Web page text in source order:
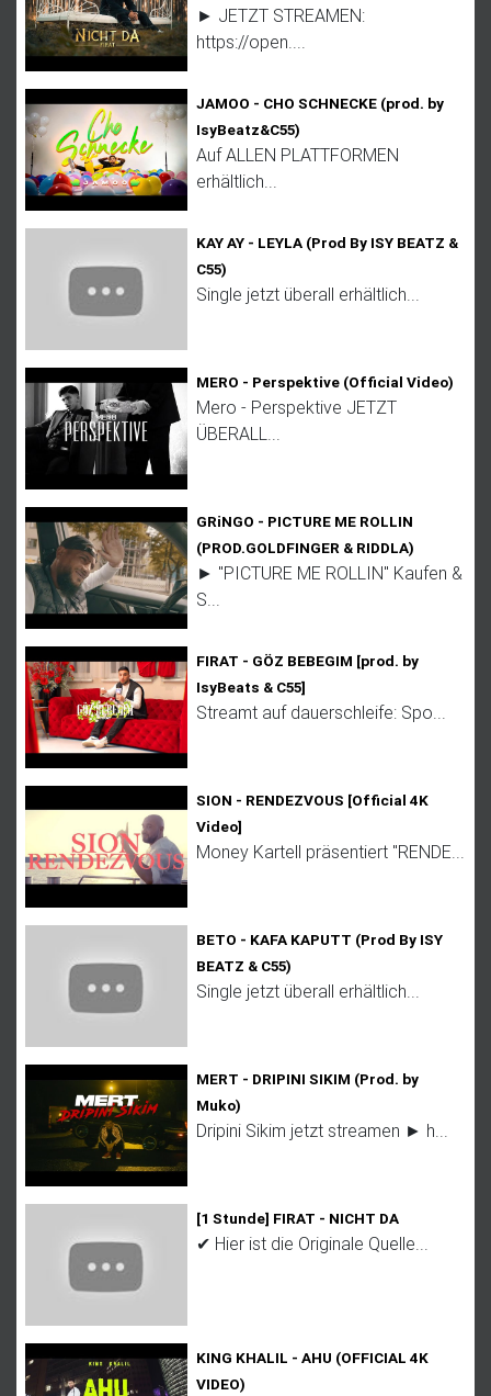
► JETZT STREAMEN:
https://open....
JAMOO - CHO SCHNECKE (prod. by
IsyBeatz&C55)
Auf ALLEN PLATTFORMEN
erhältlich...
KAY AY - LEYLA (Prod By ISY BEATZ &
C55)
Single jetzt überall erhältlich...
MERO - Perspektive (Official Video)
Mero - Perspektive JETZT
ÜBERALL...
GRiNGO - PICTURE ME ROLLIN
(PROD.GOLDFINGER & RIDDLA)
► "PICTURE ME ROLLIN" Kaufen &
S...
FIRAT - GÖZ BEBEGIM [prod. by
IsyBeats & C55]
Streamt auf dauerschleife: Spo...
SION - RENDEZVOUS [Official 4K
Video]
Money Kartell präsentiert "RENDE...
BETO - KAFA KAPUTT (Prod By ISY
BEATZ & C55)
Single jetzt überall erhältlich...
MERT - DRIPINI SIKIM (Prod. by
Muko)
Dripini Sikim jetzt streamen ► h...
[1 Stunde] FIRAT - NICHT DA
✔ Hier ist die Originale Quelle...
KING KHALIL - AHU (OFFICIAL 4K
VIDEO)